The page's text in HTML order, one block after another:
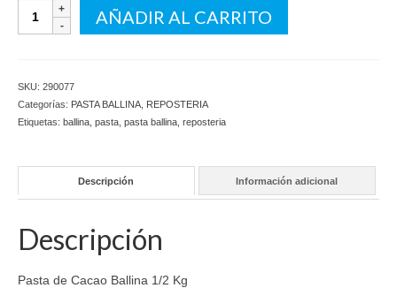
cantidad
AÑADIR AL CARRITO
SKU: 290077
Categorías: PASTA BALLINA REPOSTERIA
Etiquetas: ballina pasta pasta ballina reposteria
Descripción Información adicional
Descripción
Pasta de Cacao Ballina 1/2 Kg